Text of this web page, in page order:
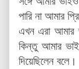
পারি না আমার
এখন এরা আমার
কিন্তু আমার
দিয়েছিলেন বলে।